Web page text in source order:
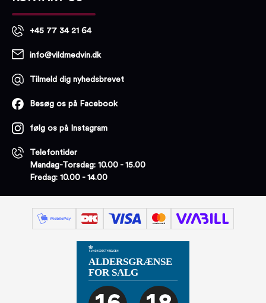
+45 77 34 21 64
info@vildmedvin.dk
Tilmeld dig nyhedsbrevet
Besøg os på Facebook
følg os på Instagram
Telefontider
Mandag-Torsdag: 10.00 - 15.00
Fredag: 10.00 - 14.00